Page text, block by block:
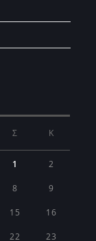
Σ Κ
1 2
8 9
15 16
22 23